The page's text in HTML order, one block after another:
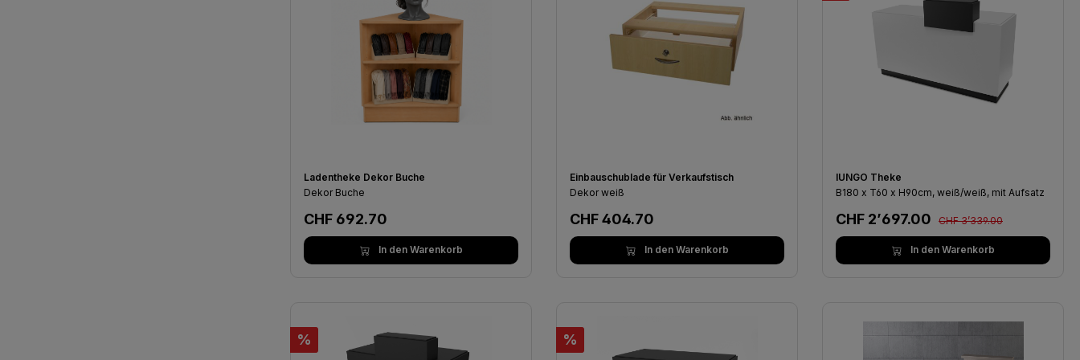
Ladentheke Dekor Buche
Dekor Buche
Regulärer Preis:
CHF 692.70
In den Warenkorb
Einbauschublade für Verkaufstisch
Dekor weiß
Regulärer Preis:
CHF 404.70
In den Warenkorb
IUNGO Theke
B180 x T60 x H90cm, weiß/weiß, mit Aufsatz
Verkaufspreis:
CHF 2’697.00 Regulärer Preis:
CHF 3’339.00
In den Warenkorb
Rabatt
% Rabatt
%